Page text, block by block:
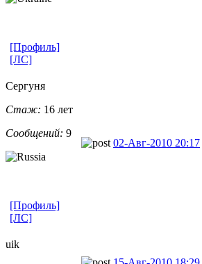
[Профиль]
[ЛС]
Сергуня
Стаж: 16 лет
Сообщений: 9
02-Авг-2010 20:17
[Профиль]
[ЛС]
uik